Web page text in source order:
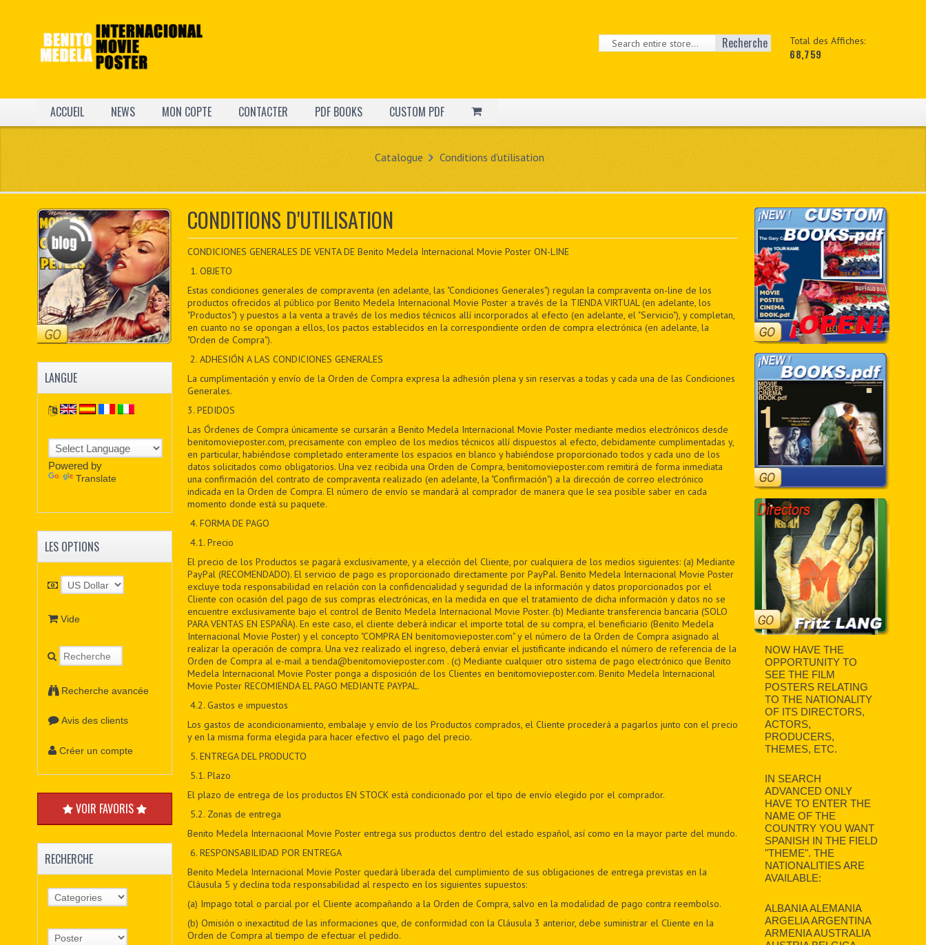
Total des Affiches:
68,759
Recherche
ACCUEIL NEWS MON COPTE CONTACTER PDF BOOKS CUSTOM PDF
Catalogue Conditions d'utilisation
CONDITIONS D'UTILISATION
CONDICIONES GENERALES DE VENTA DE Benito Medela Internacional Movie Poster ON-LINE
1. OBJETO
Estas condiciones generales de compraventa (en adelante, las "Condiciones Generales") regulan la compraventa on-line de los
productos ofrecidos al público por Benito Medela Internacional Movie Poster a través de la TIENDA VIRTUAL (en adelante, los
"Productos") y puestos a la venta a través de los medios técnicos allí incorporados al efecto (en adelante, el "Servicio"), y completan,
en cuanto no se opongan a ellos, los pactos establecidos en la correspondiente orden de compra electrónica (en adelante, la
"Orden de Compra").
2. ADHESIÓN A LAS CONDICIONES GENERALES
La cumplimentación y envío de la Orden de Compra expresa la adhesión plena y sin reservas a todas y cada una de las Condiciones
Generales.
3. PEDIDOS
Las Órdenes de Compra únicamente se cursarán a Benito Medela Internacional Movie Poster mediante medios electrónicos desde
benitomovieposter.com, precisamente con empleo de los medios técnicos allí dispuestos al efecto, debidamente cumplimentadas y,
en particular, habiéndose completado enteramente los espacios en blanco y habiéndose proporcionado todos y cada uno de los
datos solicitados como obligatorios. Una vez recibida una Orden de Compra, benitomovieposter.com remitirá de forma inmediata
una confirmación del contrato de compraventa realizado (en adelante, la "Confirmación") a la dirección de correo electrónico
indicada en la Orden de Compra. El número de envío se mandará al comprador de manera que le sea posible saber en cada
momento donde está su paquete.
4. FORMA DE PAGO
4.1. Precio
El precio de los Productos se pagará exclusivamente, y a elección del Cliente, por cualquiera de los medios siguientes: (a) Mediante
PayPal (RECOMENDADO). El servicio de pago es proporcionado directamente por PayPal. Benito Medela Internacional Movie Poster
excluye toda responsabilidad en relación con la confidencialidad y seguridad de la información y datos proporcionados por el
Cliente con ocasión del pago de sus compras electrónicas, en la medida en que el tratamiento de dicha información y datos no se
encuentre exclusivamente bajo el control de Benito Medela Internacional Movie Poster. (b) Mediante transferencia bancaria (SOLO
PARA VENTAS EN ESPAÑA). En este caso, el cliente deberá indicar el importe total de su compra, el beneficiario (Benito Medela
Internacional Movie Poster) y el concepto "COMPRA EN benitomovieposter.com" y el número de la Orden de Compra asignado al
realizar la operación de compra. Una vez realizado el ingreso, deberá enviar el justificante indicando el número de referencia de la
Orden de Compra al e-mail a tienda@benitomovieposter.com . (c) Mediante cualquier otro sistema de pago electrónico que Benito
Medela Internacional Movie Poster ponga a disposición de los Clientes en benitomovieposter.com. Benito Medela Internacional
Movie Poster RECOMIENDA EL PAGO MEDIANTE PAYPAL.
4.2. Gastos e impuestos
Los gastos de acondicionamiento, embalaje y envío de los Productos comprados, el Cliente procederá a pagarlos junto con el precio
y en la misma forma elegida para hacer efectivo el pago del precio.
5. ENTREGA DEL PRODUCTO
5.1. Plazo
El plazo de entrega de los productos EN STOCK está condicionado por el tipo de envío elegido por el comprador.
5.2. Zonas de entrega
Benito Medela Internacional Movie Poster entrega sus productos dentro del estado español, así como en la mayor parte del mundo.
6. RESPONSABILIDAD POR ENTREGA
Benito Medela Internacional Movie Poster quedará liberada del cumplimiento de sus obligaciones de entrega previstas en la
Cláusula 5 y declina toda responsabilidad al respecto en los siguientes supuestos:
(a) Impago total o parcial por el Cliente acompañando a la Orden de Compra, salvo en la modalidad de pago contra reembolso.
(b) Omisión o inexactitud de las informaciones que, de conformidad con la Cláusula 3 anterior, debe suministrar el Cliente en la
Orden de Compra al tiempo de efectuar el pedido.
LANGUE
Powered by
Translate
LES OPTIONS
Vide
Recherche avancée
Avis des clients
Créer un compte
VOIR FAVORIS
RECHERCHE
NOW HAVE THE
OPPORTUNITY TO
SEE THE FILM
POSTERS RELATING
TO THE NATIONALITY
OF ITS DIRECTORS,
ACTORS,
PRODUCERS,
THEMES, ETC.
IN SEARCH
ADVANCED ONLY
HAVE TO ENTER THE
NAME OF THE
COUNTRY YOU WANT
SPANISH IN THE FIELD
"THEME". THE
NATIONALITIES ARE
AVAILABLE:
ALBANIA ALEMANIA
ARGELIA ARGENTINA
ARMENIA AUSTRALIA